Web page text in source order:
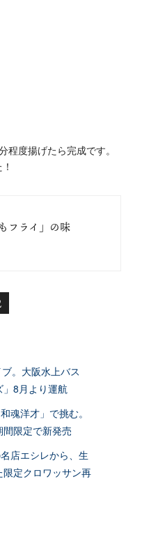
度揚げたら完成です。
フライ」の味
。大阪水上バス
」8月より運航
魂洋才」で挑む。
限定で新発売
店エシレから、生
定クロワッサン再